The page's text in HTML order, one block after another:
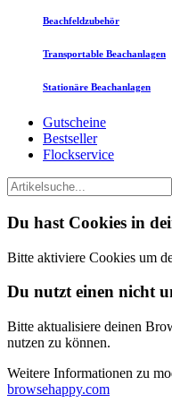
Beachfeldzubehör
Transportable Beachanlagen
Stationäre Beachanlagen
Gutscheine
Bestseller
Flockservice
Du hast Cookies in
Bitte aktiviere Cookies um
Du nutzt einen nicht
Bitte aktualisiere deinen
nutzen zu können.
Weitere Informationen zu
browsehappy.com